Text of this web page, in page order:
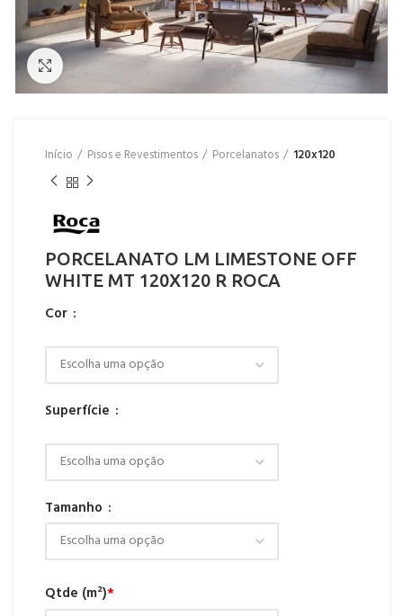
Click to enlarge
Início Pisos e Revestimentos Porcelanatos 120x120
PORCELANATO LM LIMESTONE OFF
WHITE MT 120X120 R ROCA
Cor
Superfície
Tamanho
Qtde (m²)*